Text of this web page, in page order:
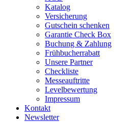
Katalog
Versicherung
Gutschein schenken
Garantie Check Box
Buchung & Zahlung
Frühbucherrabatt
Unsere Partner
Checkliste
Messeauftritte
Levelbewertung
Impressum
Kontakt
Newsletter